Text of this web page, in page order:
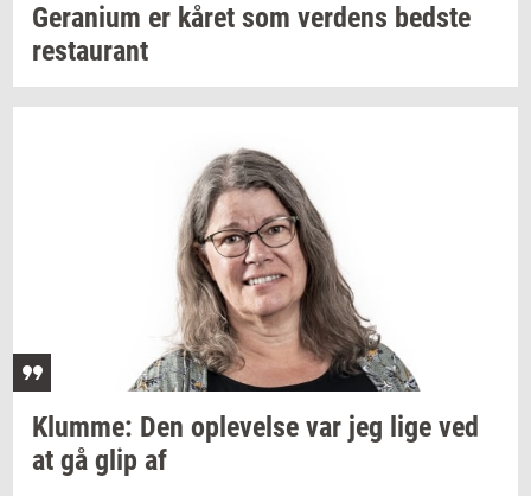
Ge­ra­ni­um er kåret som ver­dens bed­ste
re­stau­rant
Klum­me: Den op­le­vel­se var jeg lige ved
at gå glip af